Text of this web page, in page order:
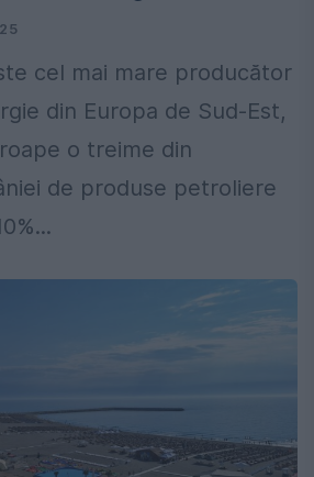
cel mai mare producător
din Europa de Sud-Est,
o treime din
de produse petroliere